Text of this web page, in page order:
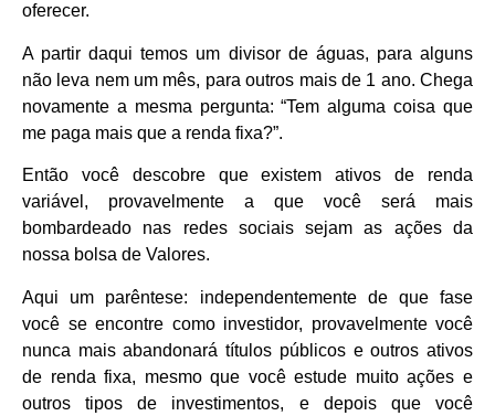
oferecer.
A partir daqui temos um divisor de águas, para alguns
não leva nem um mês, para outros mais de 1 ano. Chega
novamente a mesma pergunta: “Tem alguma coisa que
me paga mais que a renda fixa?”.
Então você descobre que existem ativos de renda
variável, provavelmente a que você será mais
bombardeado nas redes sociais sejam as ações da
nossa bolsa de Valores.
Aqui um parêntese: independentemente de que fase
você se encontre como investidor, provavelmente você
nunca mais abandonará títulos públicos e outros ativos
de renda fixa, mesmo que você estude muito ações e
outros tipos de investimentos, e depois que você